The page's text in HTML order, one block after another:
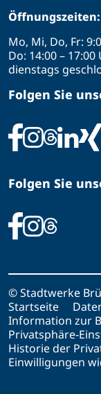
Öffnungszeiten:
Mo, Mi, Do, Fr:
Do: 14:00 – 17:00
dienstags
Folgen Sie
Folgen Sie
© Stadtwerke
Startseite
Information zur
Privatsphäre-
Historie der
Einwilligungen